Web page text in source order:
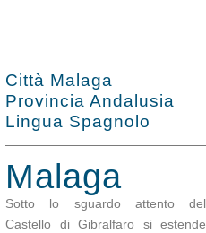
Città Malaga
Provincia Andalusia
Lingua Spagnolo
Malaga
Sotto lo sguardo attento del
Castello di Gibralfaro si estende